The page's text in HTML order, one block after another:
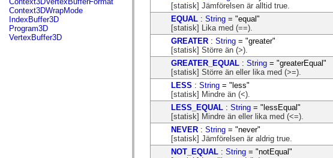
flash.concurrent
flash.crypto
flash.data
flash.desktop
Context3DWrapMode
IndexBuffer3D
Program3D
VertexBuffer3D
[statisk] Jämförelsen är alltid true.
EQUAL : String = "equal"
[statisk] Lika med (==).
GREATER : String = "greater"
[statisk] Större än (>).
GREATER_EQUAL : String = "greaterEqual"
[statisk] Större än eller lika med (>=).
LESS : String = "less"
[statisk] Mindre än (<).
LESS_EQUAL : String = "lessEqual"
[statisk] Mindre än eller lika med (<=).
NEVER : String = "never"
[statisk] Jämförelsen är aldrig true.
NOT_EQUAL : String = "notEqual"